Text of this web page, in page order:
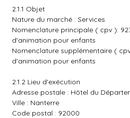
2.1.1 Objet
Nature du marché : Services
Nomenclature principale ( cpv ):
d'animation pour enfants
Nomenclature supplémentaire (
d'animation pour enfants
2.1.2 Lieu d'exécution
Adresse postale : Hôtel du
Ville : Nanterre
Code postal : 92000